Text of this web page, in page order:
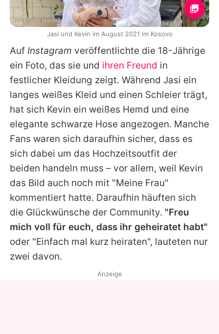
Auf Instagram veröffentlichte die 18-Jährige
ein Foto, das sie und ihren Freund in
festlicher Kleidung zeigt. Während Jasi ein
langes weißes Kleid und einen Schleier trägt,
hat sich Kevin ein weißes Hemd und eine
elegante schwarze Hose angezogen. Manche
Fans waren sich daraufhin sicher, dass es
sich dabei um das Hochzeitsoutfit der
beiden handeln muss – vor allem, weil Kevin
das Bild auch noch mit "Meine Frau"
kommentiert hatte. Daraufhin häuften sich
die Glückwünsche der Community. "Freu
mich voll für euch, dass ihr geheiratet habt"
oder "Einfach mal kurz heiraten", lauteten nur
zwei davon.
Instagram / jasi_xx3
Jasi und Kevin im August 2021 im Kosovo
Anzeige